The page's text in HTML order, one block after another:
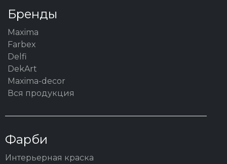
Бренды
Maxima
Farbex
Delfi
DekArt
Maxima-decor
Вся продукция
Фарби
Интерьерная краска